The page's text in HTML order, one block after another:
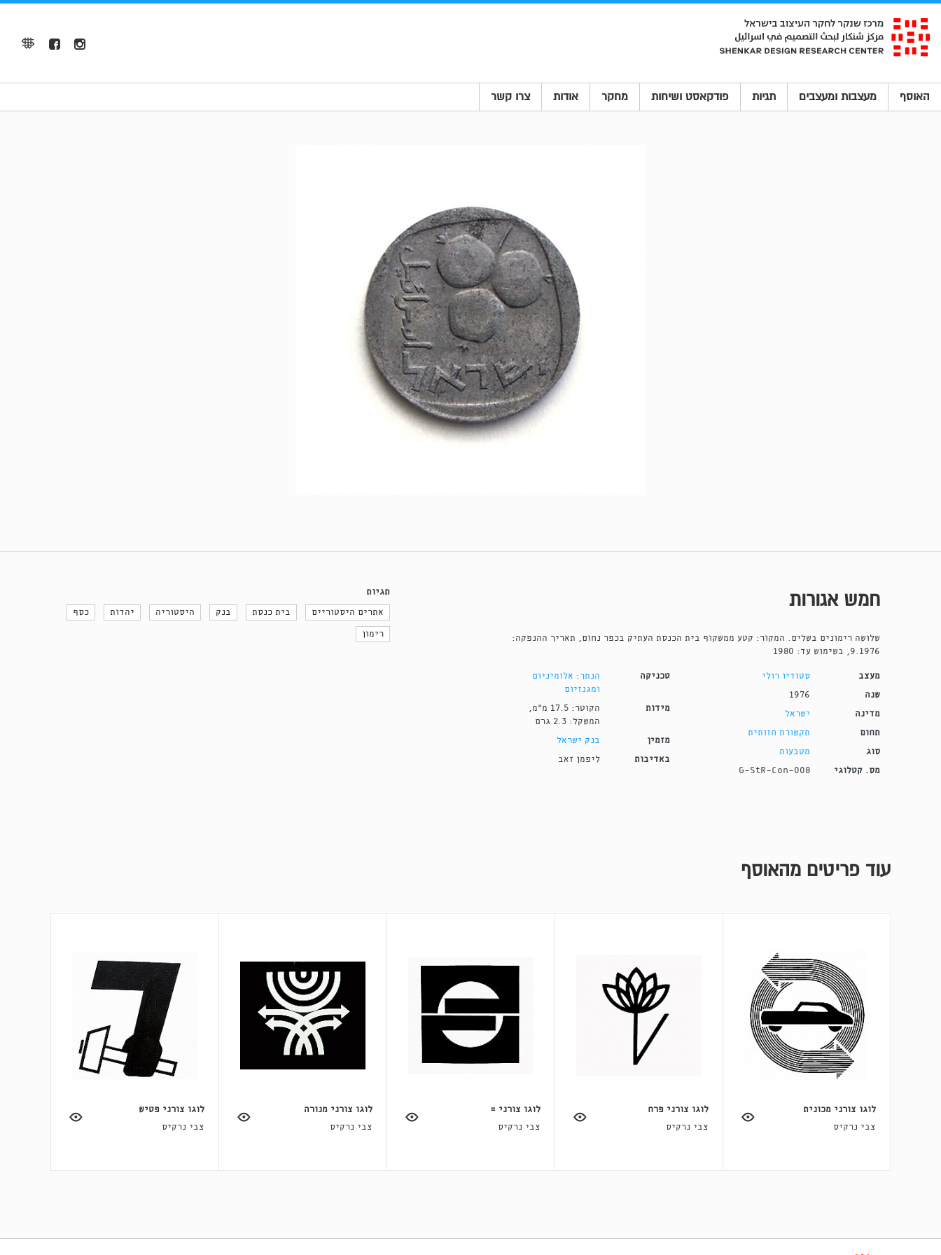
האוסף מעצבות ומעצבים תגיות פודקאסט ושיחות מחקר אודות צרו קשר
חמש אגורות
שלושה רימונים בשלים. המקור: קטע ממשקוף בית הכנסת העתיק בכפר נחום, תאריך ההנפקה:
9.1976, בשימוש עד: 1980
מעצב סטודיו רולי
שנה 1976
מדינה ישראל
תחום תקשורת חזותית
סוג מטבעות
מס. קטלוגי G-StR-Con-008
טכניקה
הנתך: אלומיניום
ומגנזיום
מידות
הקוטר: 17.5 מ"מ,
המשקל: 2.3 גרם
מזמין בנק ישראל
באדיבות ליפמן זאב
תגיות
אתרים היסטוריים בית כנסת בנק היסטוריה יהדות כסף
רימון
עוד פריטים מהאוסף
לוגו צורני מכונית
צבי נרקיס
לוגו צורני פרח
צבי נרקיס
לוגו צורני =
צבי נרקיס
לוגו צורני מנורה
צבי נרקיס
לוגו צורני פטיש
צבי נרקיס